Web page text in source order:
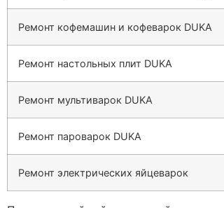
Ремонт кофемашин и кофеварок DUKA
Ремонт настольных плит DUKA
Ремонт мультиварок DUKA
Ремонт пароварок DUKA
Ремонт электрических яйцеварок